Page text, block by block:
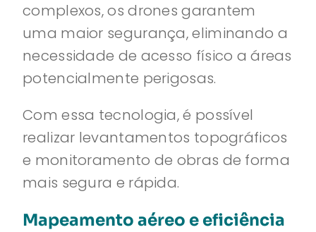
complexos, os drones garantem
uma maior segurança, eliminando a
necessidade de acesso físico a áreas
potencialmente perigosas.
Com essa tecnologia, é possível
realizar levantamentos topográficos
e monitoramento de obras de forma
mais segura e rápida.
Mapeamento aéreo e eficiência